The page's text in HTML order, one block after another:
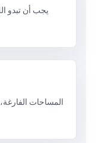
يجب أن تبدو
المساحات